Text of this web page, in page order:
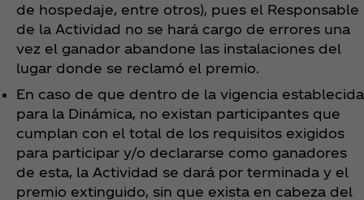
de hospedaje, entre otros), pues el Responsable
de la Actividad no se hará cargo de errores una
vez el ganador abandone las instalaciones del
lugar donde se reclamó el premio.
En caso de que dentro de la vigencia establecida
para la Dinámica, no existan participantes que
cumplan con el total de los requisitos exigidos
para participar y/o declararse como ganadores
de esta, la Actividad se dará por terminada y el
premio extinguido, sin que exista en cabeza del